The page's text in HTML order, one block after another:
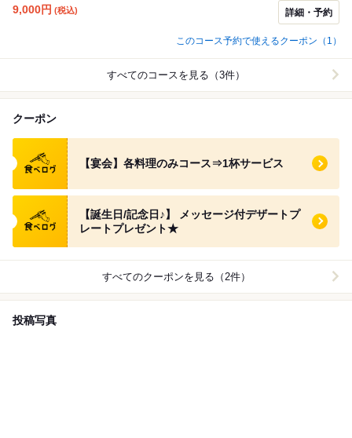
9,000円 (税込) 詳細・予約
このコース予約で使えるクーポン（1）
すべてのコースを見る（3件）
クーポン
食べログ クーポン
【宴会】各料理のみコース⇒1杯サービス
食べログ クーポン
【誕生日/記念日♪】 メッセージ付デザートプ
レートプレゼント★
すべてのクーポンを見る（2件）
投稿写真